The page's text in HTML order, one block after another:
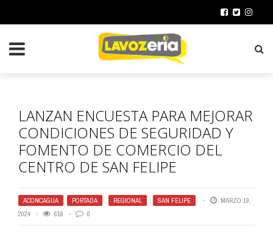
LANZAN ENCUESTA PARA MEJORAR
CONDICIONES DE SEGURIDAD Y
FOMENTO DE COMERCIO DEL
CENTRO DE SAN FELIPE
ACONCAGUA , PORTADA , REGIONAL , SAN FELIPE
MARZO 19,
2024
616 0